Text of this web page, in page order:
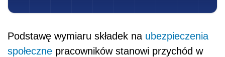
Podstawę wymiaru składek na ubezpieczenia
społeczne pracowników stanowi przychód w